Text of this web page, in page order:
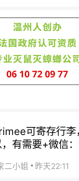
可寄存行李
有需要+微信
二小姐 昨天22:11